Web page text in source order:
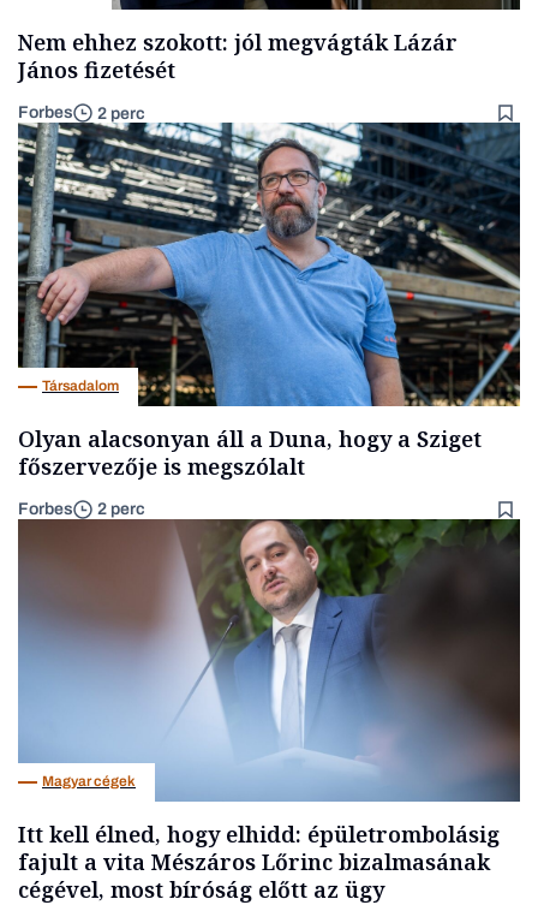
Nem ehhez szokott: jól megvágták Lázár
János fizetését
Forbes 2 perc
Társadalom
Olyan alacsonyan áll a Duna, hogy a Sziget
főszervezője is megszólalt
Forbes 2 perc
Magyar cégek
Itt kell élned, hogy elhidd: épületrombolásig
fajult a vita Mészáros Lőrinc bizalmasának
cégével, most bíróság előtt az ügy